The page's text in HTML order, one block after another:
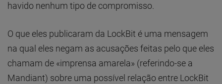
havido nenhum tipo de compromisso.
O que eles publicaram da LockBit é uma mensagem
na qual eles negam as acusações feitas pelo que eles
chamam de «imprensa amarela» (referindo-se a
Mandiant) sobre uma possível relação entre LockBit